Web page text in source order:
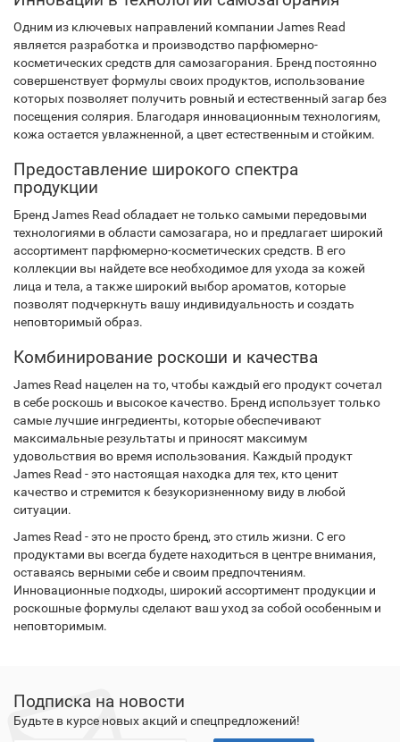
Одним из ключевых направлений компании James Read
является разработка и производство парфюмерно-
косметических средств для самозагорания. Бренд постоянно
совершенствует формулы своих продуктов, использование
которых позволяет получить ровный и естественный загар без
посещения солярия. Благодаря инновационным технологиям,
кожа остается увлажненной, а цвет естественным и стойким.
Предоставление широкого спектра
продукции
Бренд James Read обладает не только самыми передовыми
технологиями в области самозагара, но и предлагает широкий
ассортимент парфюмерно-косметических средств. В его
коллекции вы найдете все необходимое для ухода за кожей
лица и тела, а также широкий выбор ароматов, которые
позволят подчеркнуть вашу индивидуальность и создать
неповторимый образ.
Комбинирование роскоши и качества
James Read нацелен на то, чтобы каждый его продукт сочетал
в себе роскошь и высокое качество. Бренд использует только
самые лучшие ингредиенты, которые обеспечивают
максимальные результаты и приносят максимум
удовольствия во время использования. Каждый продукт
James Read - это настоящая находка для тех, кто ценит
качество и стремится к безукоризненному виду в любой
ситуации.
James Read - это не просто бренд, это стиль жизни. С его
продуктами вы всегда будете находиться в центре внимания,
оставаясь верными себе и своим предпочтениям.
Инновационные подходы, широкий ассортимент продукции и
роскошные формулы сделают ваш уход за собой особенным и
неповторимым.
Подписка на новости
Будьте в курсе новых акций и спецпредложений!